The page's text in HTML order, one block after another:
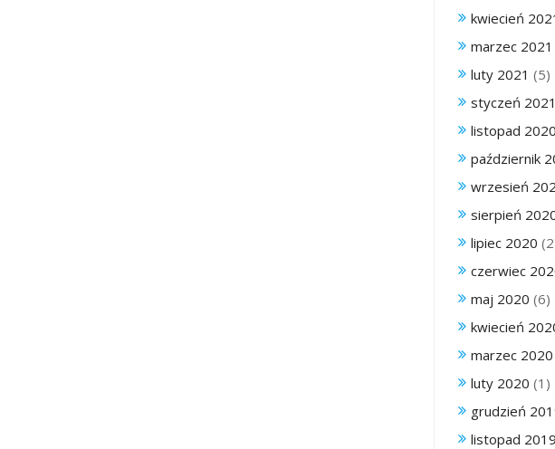
kwiecień
marzec 2021
luty 2021 (5)
styczeń 2021
listopad 2020
październik
wrzesień
sierpień
lipiec 2020
czerwiec
maj 2020 (6)
kwiecień
marzec 2020
luty 2020 (1)
grudzień
listopad 2019